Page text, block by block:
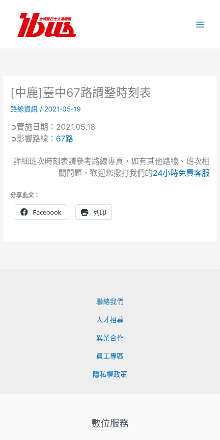
內
[中鹿]臺中67路調整時刻表
路線資訊 / 2021-05-19
➲實施日期：2021.05.18
➲影響路線： 67路
詳細班次時刻表請參考路線專頁，如有其他路線、班次相
關問題，歡迎您撥打我們的24小時免費客服
分享此文：
Facebook 列印
聯絡我們
人才招募
異業合作
員工專區
隱私權政策
數位服務